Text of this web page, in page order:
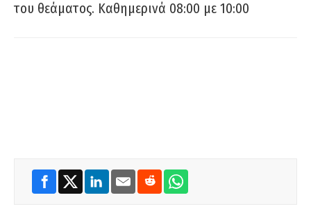
του θεάματος. Καθημερινά 08:00 με 10:00